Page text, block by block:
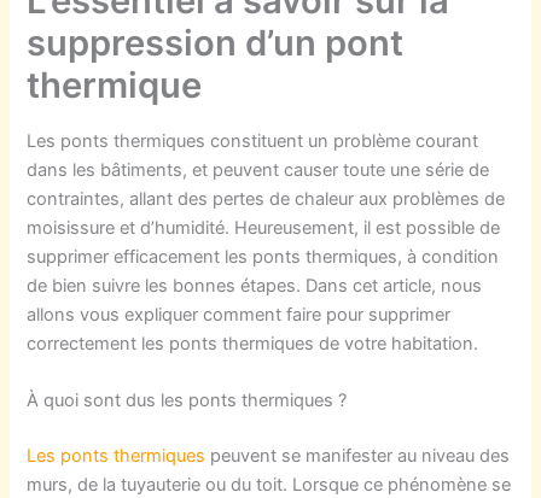
suppression d’un pont
thermique
Les ponts thermiquesconstituent un problème courant
dans les bâtiments, et peuvent causer toute une série de
contraintes,allantdes pertesde chaleur aux problèmes de
moisissure et d’humidité. Heureusement, il est possible de
supprimer efficacement les ponts thermiques, à condition
de bien suivre les bonnes étapes. Dans cet article, nous
allons vous expliquer comment faire pour supprimer
correctement les ponts thermiquesde votre habitation.
À quoi sont dus les ponts thermiques ?
Les ponts thermiques peuvent se manifester au niveau des
murs, de la tuyauterie ou du toit. Lorsque ce phénomène se